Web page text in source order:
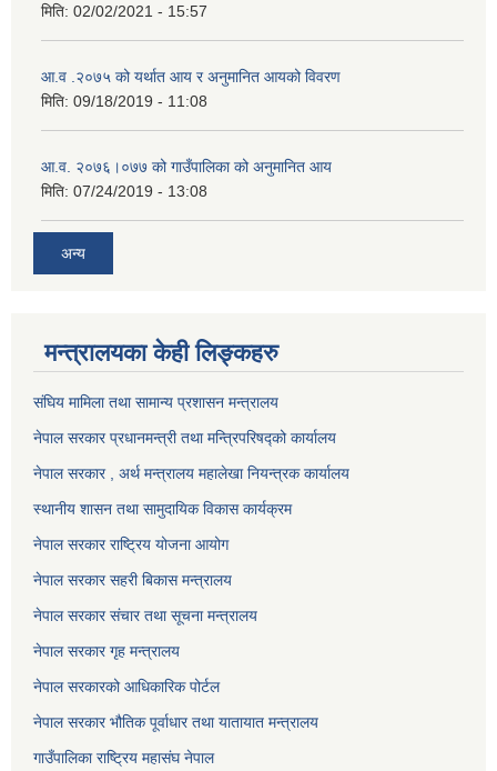
मिति: 02/02/2021 - 15:57
आ.व .२०७५ को यर्थात आय र अनुमानित आयको विवरण
मिति: 09/18/2019 - 11:08
आ.व. २०७६।०७७ को गाउँपालिका को अनुमानित आय
मिति: 07/24/2019 - 13:08
अन्य
मन्त्रालयका केही लिङ्कहरु
संघिय मामिला तथा सामान्य प्रशासन मन्त्रालय
नेपाल सरकार प्रधानमन्त्री तथा मन्त्रिपरिषद्को कार्यालय
नेपाल सरकार , अर्थ मन्त्रालय महालेखा नियन्त्रक कार्यालय
स्थानीय शासन तथा सामुदायिक विकास कार्यक्रम
नेपाल सरकार राष्ट्रिय योजना आयोग
नेपाल सरकार सहरी बिकास मन्त्रालय
नेपाल सरकार संचार तथा सूचना मन्त्रालय
नेपाल सरकार गृह मन्त्रालय
नेपाल सरकारको आधिकारिक पोर्टल
नेपाल सरकार भौतिक पूर्वाधार तथा यातायात मन्त्रालय
गाउँपालिका राष्ट्रिय महासंघ नेपाल